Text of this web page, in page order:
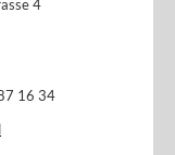
4
16 34